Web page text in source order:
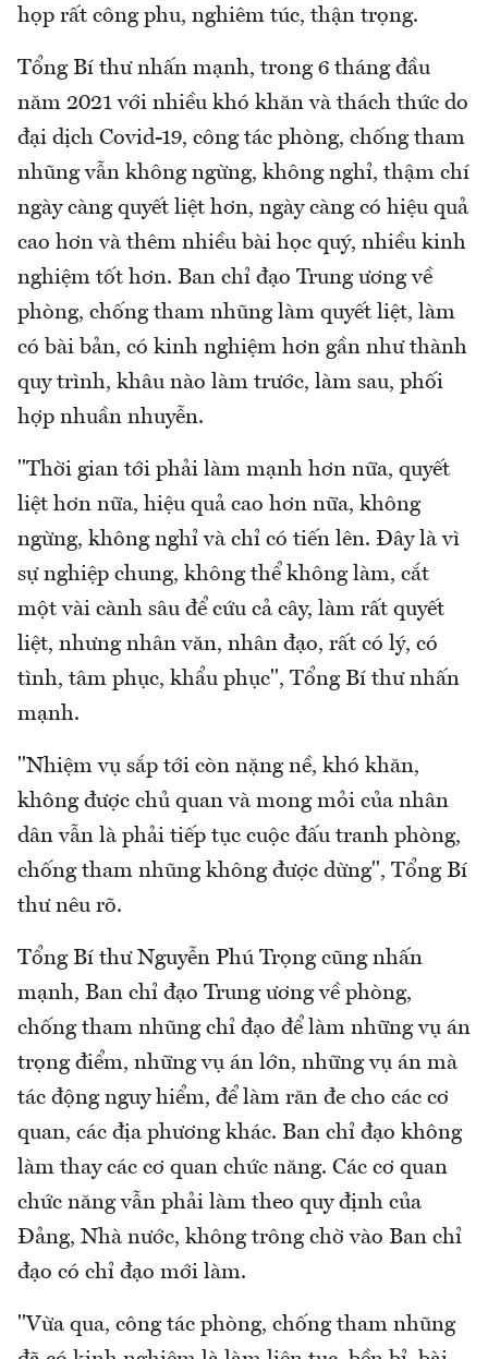
họp rất công phu, nghiêm túc, thận trọng.
Tổng Bí thư nhấn mạnh, trong 6 tháng đầu
năm 2021 với nhiều khó khăn và thách thức do
đại dịch Covid-19, công tác phòng, chống tham
nhũng vẫn không ngừng, không nghỉ, thậm chí
ngày càng quyết liệt hơn, ngày càng có hiệu quả
cao hơn và thêm nhiều bài học quý, nhiều kinh
nghiệm tốt hơn. Ban chỉ đạo Trung ương về
phòng, chống tham nhũng làm quyết liệt, làm
có bài bản, có kinh nghiệm hơn gần như thành
quy trình, khâu nào làm trước, làm sau, phối
hợp nhuần nhuyễn.
"Thời gian tới phải làm mạnh hơn nữa, quyết
liệt hơn nữa, hiệu quả cao hơn nữa, không
ngừng, không nghỉ và chỉ có tiến lên. Đây là vì
sự nghiệp chung, không thể không làm, cắt
một vài cành sâu để cứu cả cây, làm rất quyết
liệt, nhưng nhân văn, nhân đạo, rất có lý, có
tình, tâm phục, khẩu phục", Tổng Bí thư nhấn
mạnh.
"Nhiệm vụ sắp tới còn nặng nề, khó khăn,
không được chủ quan và mong mỏi của nhân
dân vẫn là phải tiếp tục cuộc đấu tranh phòng,
chống tham nhũng không được dừng", Tổng Bí
thư nêu rõ.
Tổng Bí thư Nguyễn Phú Trọng cũng nhấn
mạnh, Ban chỉ đạo Trung ương về phòng,
chống tham nhũng chỉ đạo để làm những vụ án
trọng điểm, những vụ án lớn, những vụ án mà
tác động nguy hiểm, để làm răn đe cho các cơ
quan, các địa phương khác. Ban chỉ đạo không
làm thay các cơ quan chức năng. Các cơ quan
chức năng vẫn phải làm theo quy định của
Đảng, Nhà nước, không trông chờ vào Ban chỉ
đạo có chỉ đạo mới làm.
"Vừa qua, công tác phòng, chống tham nhũng